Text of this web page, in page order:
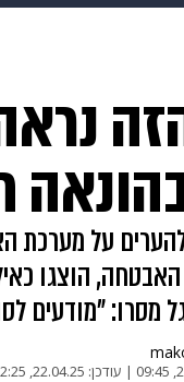
גאווה ויוה
על מערכת
הוצגו
מסרו: "מודעים
| עודכן: 22.04.25, 12:25